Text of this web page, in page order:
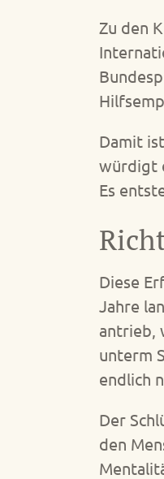
Zu den
Damit
würdigt
Es
Diese
Jahre
antrieb,
unterm
endlich
Der
den